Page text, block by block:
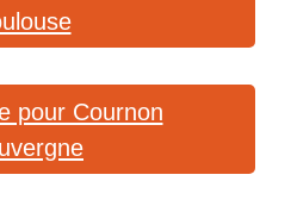
pour Cournon